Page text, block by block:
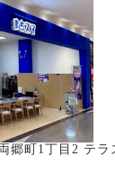
郷町1丁目2 テラ